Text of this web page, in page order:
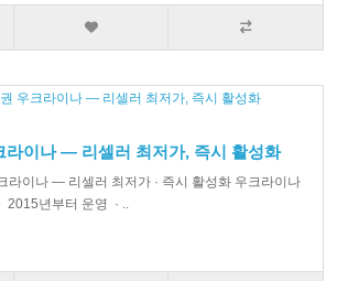
라이나 — 리셀러 최저가, 즉시 활성화
이나 — 리셀러 최저가 · 즉시 활성화 우크라이나
년부터 운영 · ..